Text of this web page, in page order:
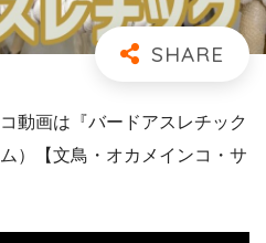
動画は『バードアスレチック
）【文鳥・オカメインコ・サ